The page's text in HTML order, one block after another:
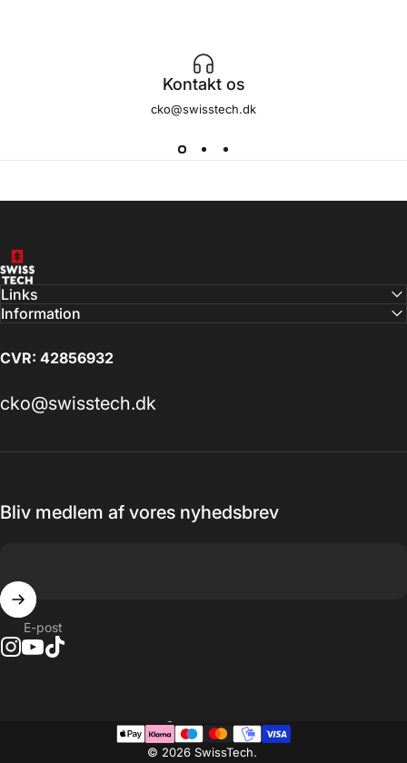
Kontakt os
cko@swisstech.dk
SwissTech
Links
Information
CVR: 42856932
cko@swisstech.dk
Bliv medlem af vores nyhedsbrev
E-post
© 2026 SwissTech.